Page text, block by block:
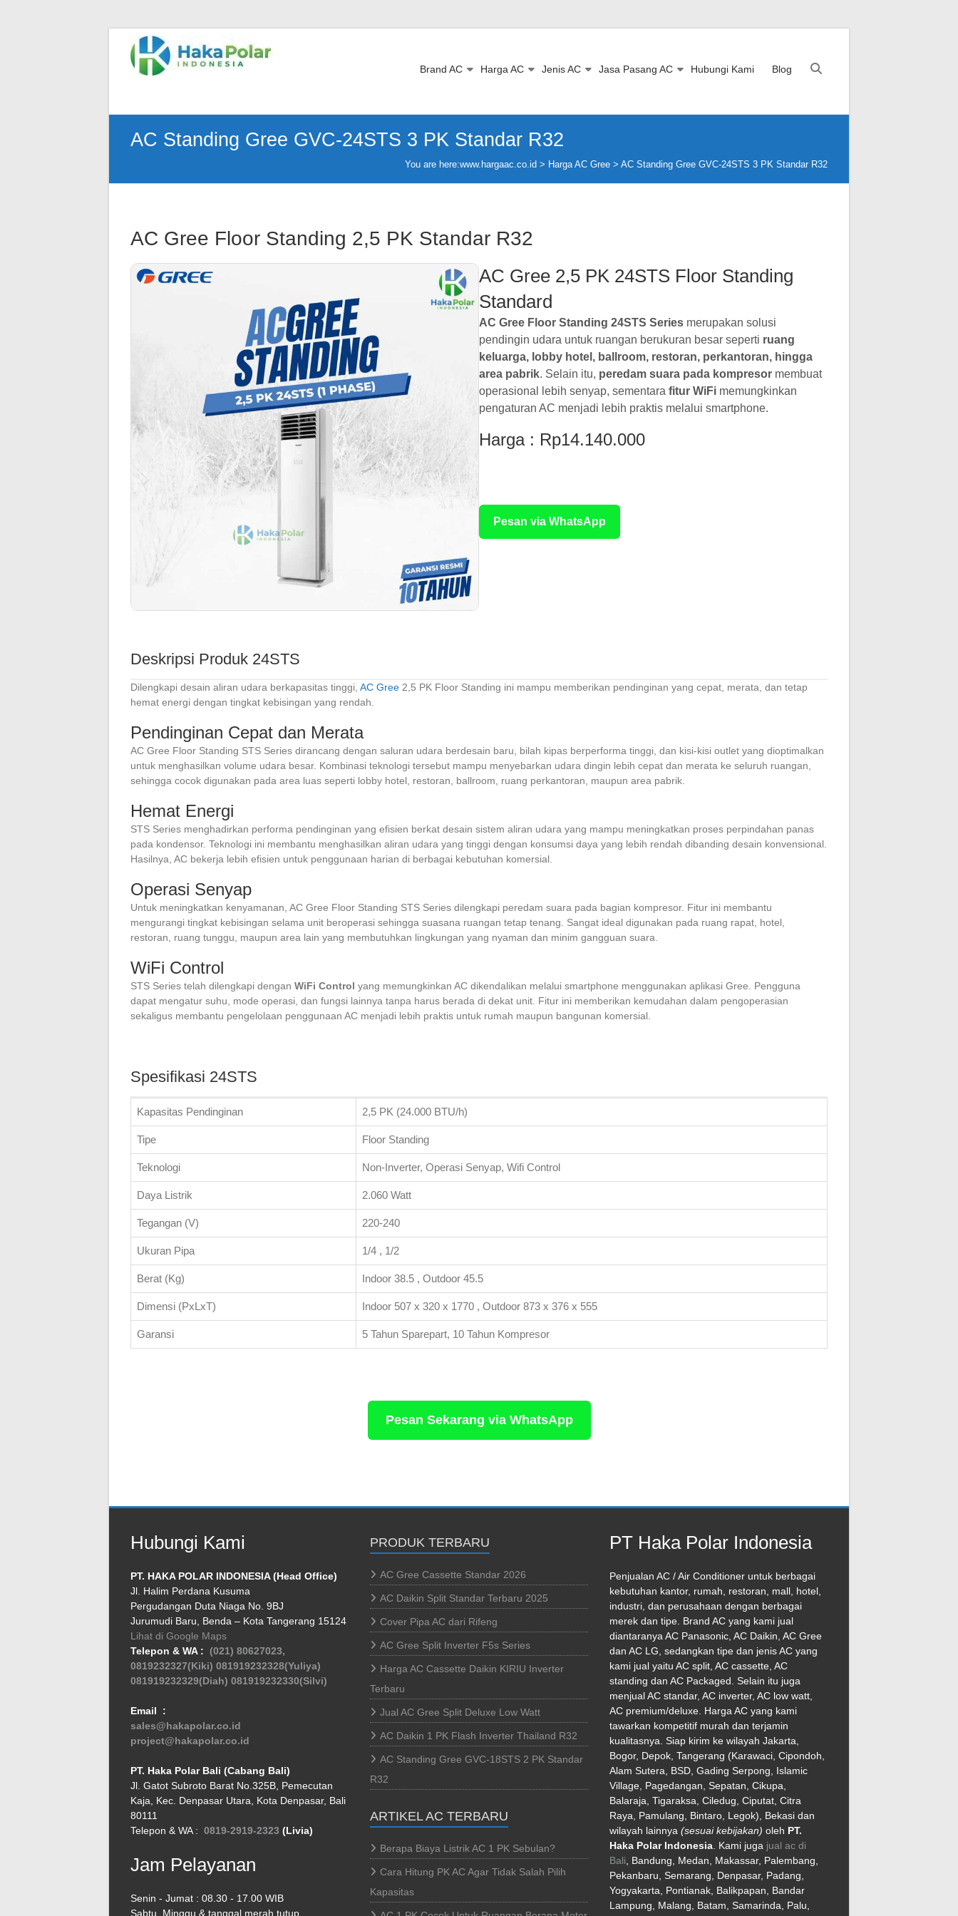
content
Telp
:
:
IG
Brand AC Harga AC Jenis AC Jasa Pasang AC Hubungi Kami Blog
AC Standing Gree GVC-24STS 3 PK Standar R32
You are here:www.hargaac.co.id > Harga AC Gree > AC Standing Gree GVC-24STS 3 PK Standar R32
AC Gree Floor Standing 2,5 PK Standar R32
AC Gree 2,5 PK 24STS Floor Standing
Standard
AC Gree Floor Standing 24STS Series merupakan solusi
pendingin udara untuk ruangan berukuran besar seperti ruang
keluarga, lobby hotel, ballroom, restoran, perkantoran, hingga
area pabrik. Selain itu, peredam suara pada kompresor membuat
operasional lebih senyap, sementara fitur WiFi memungkinkan
pengaturan AC menjadi lebih praktis melalui smartphone.
Harga : Rp14.140.000
Pesan via WhatsApp
Deskripsi Produk 24STS
Dilengkapi desain aliran udara berkapasitas tinggi, AC Gree 2,5 PK Floor Standing ini mampu memberikan pendinginan yang cepat, merata, dan tetap
hemat energi dengan tingkat kebisingan yang rendah.
Pendinginan Cepat dan Merata
AC Gree Floor Standing STS Series dirancang dengan saluran udara berdesain baru, bilah kipas berperforma tinggi, dan kisi-kisi outlet yang dioptimalkan
untuk menghasilkan volume udara besar. Kombinasi teknologi tersebut mampu menyebarkan udara dingin lebih cepat dan merata ke seluruh ruangan,
sehingga cocok digunakan pada area luas seperti lobby hotel, restoran, ballroom, ruang perkantoran, maupun area pabrik.
Hemat Energi
STS Series menghadirkan performa pendinginan yang efisien berkat desain sistem aliran udara yang mampu meningkatkan proses perpindahan panas
pada kondensor. Teknologi ini membantu menghasilkan aliran udara yang tinggi dengan konsumsi daya yang lebih rendah dibanding desain konvensional.
Hasilnya, AC bekerja lebih efisien untuk penggunaan harian di berbagai kebutuhan komersial.
Operasi Senyap
Untuk meningkatkan kenyamanan, AC Gree Floor Standing STS Series dilengkapi peredam suara pada bagian kompresor. Fitur ini membantu
mengurangi tingkat kebisingan selama unit beroperasi sehingga suasana ruangan tetap tenang. Sangat ideal digunakan pada ruang rapat, hotel,
restoran, ruang tunggu, maupun area lain yang membutuhkan lingkungan yang nyaman dan minim gangguan suara.
WiFi Control
STS Series telah dilengkapi dengan WiFi Control yang memungkinkan AC dikendalikan melalui smartphone menggunakan aplikasi Gree. Pengguna
dapat mengatur suhu, mode operasi, dan fungsi lainnya tanpa harus berada di dekat unit. Fitur ini memberikan kemudahan dalam pengoperasian
sekaligus membantu pengelolaan penggunaan AC menjadi lebih praktis untuk rumah maupun bangunan komersial.
Spesifikasi 24STS
Kapasitas Pendinginan 2,5 PK (24.000 BTU/h)
Tipe Floor Standing
Teknologi Non-Inverter, Operasi Senyap, Wifi Control
Daya Listrik 2.060 Watt
Tegangan (V) 220-240
Ukuran Pipa 1/4 , 1/2
Berat (Kg) Indoor 38.5 , Outdoor 45.5
Dimensi (PxLxT) Indoor 507 x 320 x 1770 , Outdoor 873 x 376 x 555
Garansi 5 Tahun Sparepart, 10 Tahun Kompresor
Pesan Sekarang via WhatsApp
Hubungi Kami
PT. HAKA POLAR INDONESIA (Head Office)
Jl. Halim Perdana Kusuma
Pergudangan Duta Niaga No. 9BJ
Jurumudi Baru, Benda – Kota Tangerang 15124
Lihat di Google Maps
Telepon & WA : (021) 80627023,
0819232327(Kiki) 081919232328(Yuliya)
081919232329(Diah) 081919232330(Silvi)
Email :
sales@hakapolar.co.id
project@hakapolar.co.id
PT. Haka Polar Bali (Cabang Bali)
Jl. Gatot Subroto Barat No.325B, Pemecutan
Kaja, Kec. Denpasar Utara, Kota Denpasar, Bali
80111
Telepon & WA : 0819-2919-2323 (Livia)
Jam Pelayanan
Senin - Jumat : 08.30 - 17.00 WIB
Sabtu, Minggu & tanggal merah tutup
PRODUK TERBARU
AC Gree Cassette Standar 2026
AC Daikin Split Standar Terbaru 2025
Cover Pipa AC dari Rifeng
AC Gree Split Inverter F5s Series
Harga AC Cassette Daikin KIRIU Inverter
Terbaru
Jual AC Gree Split Deluxe Low Watt
AC Daikin 1 PK Flash Inverter Thailand R32
AC Standing Gree GVC-18STS 2 PK Standar
R32
ARTIKEL AC TERBARU
Berapa Biaya Listrik AC 1 PK Sebulan?
Cara Hitung PK AC Agar Tidak Salah Pilih
Kapasitas
PT Haka Polar Indonesia
Penjualan AC / Air Conditioner untuk berbagai
kebutuhan kantor, rumah, restoran, mall, hotel,
industri, dan perusahaan dengan berbagai
merek dan tipe. Brand AC yang kami jual
diantaranya AC Panasonic, AC Daikin, AC Gree
dan AC LG, sedangkan tipe dan jenis AC yang
kami jual yaitu AC split, AC cassette, AC
standing dan AC Packaged. Selain itu juga
menjual AC standar, AC inverter, AC low watt,
AC premium/deluxe. Harga AC yang kami
tawarkan kompetitif murah dan terjamin
kualitasnya. Siap kirim ke wilayah Jakarta,
Bogor, Depok, Tangerang (Karawaci, Cipondoh,
Alam Sutera, BSD, Gading Serpong, Islamic
Village, Pagedangan, Sepatan, Cikupa,
Balaraja, Tigaraksa, Ciledug, Ciputat, Citra
Raya, Pamulang, Bintaro, Legok), Bekasi dan
wilayah lainnya (sesuai kebijakan) oleh PT.
Haka Polar Indonesia . Kami juga jual ac di
Bali , Bandung, Medan, Makassar, Palembang,
Pekanbaru, Semarang, Denpasar, Padang,
Yogyakarta, Pontianak, Balikpapan, Bandar
Lampung, Malang, Batam, Samarinda, Palu,